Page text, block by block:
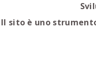
Il sito è uno